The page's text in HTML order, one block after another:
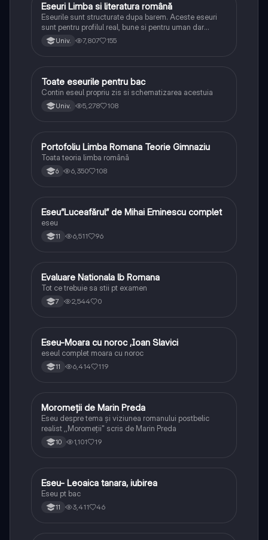
Limba și literatura română
Eseuri Limba si literatura română
Eseurile sunt structurate dupa barem. Aceste eseuri
sunt pentru profilul real, bune si pentru uman dar
lipsesc relatiile dintre personaje si caracrerizarile.
Univ. 7,807 155
Limba și literatura română
Toate eseurile pentru bac
Contin eseul propriu zis si schematizarea acestuia
Univ. 5,278 108
Limba și literatura română
Portofoliu Limba Romana Teorie Gimnaziu
Toata teoria limba română
6 6,350 108
Limba și literatura română
Eseu”Luceafărul” de Mihai Eminescu complet
eseu
11 6,511 96
Limba și literatura română
Evaluare Nationala lb Romana
Tot ce trebuie sa stii pt examen
7 2,544 0
Limba și literatura română
Eseu-Moara cu noroc ,Ioan Slavici
eseul complet moara cu noroc
11 6,414 119
Limba și literatura română
Moromeții de Marin Preda
Eseu despre tema și viziunea romanului postbelic
realist ,,Moromeții" scris de Marin Preda
10 1,101 19
Limba și literatura română
Eseu- Leoaica tanara, iubirea
Eseu pt bac
11 3,411 46